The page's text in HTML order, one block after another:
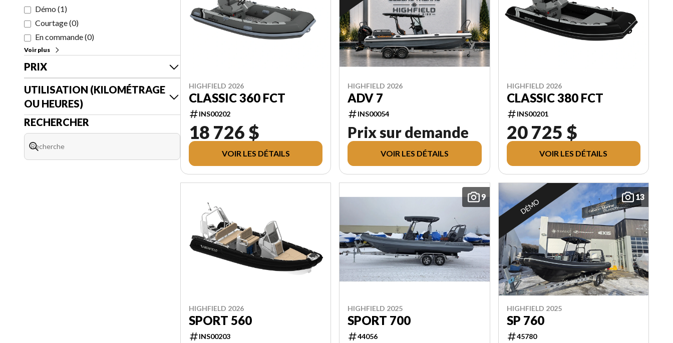
Démo (1)
Courtage(0)
En commande(0)
Voir plus
PRIX
UTILISATION (KILOMÉTRAGE
OU HEURES)
RECHERCHER
HIGHFIELD 2026
CLASSIC 360 FCT
INS00202
18 726 $
VOIR LES DÉTAILS
HIGHFIELD 2026
ADV 7
INS00054
Prix sur demande
VOIR LES DÉTAILS
HIGHFIELD 2026
CLASSIC 380 FCT
INS00201
20 725 $
VOIR LES DÉTAILS
HIGHFIELD 2026
SPORT 560
INS00203
9
HIGHFIELD 2025
SPORT 700
44056
13
DÉMO
HIGHFIELD 2025
SP 760
45780